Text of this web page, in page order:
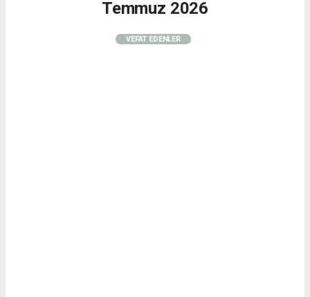
Temmuz 2026
VEFAT EDENLER